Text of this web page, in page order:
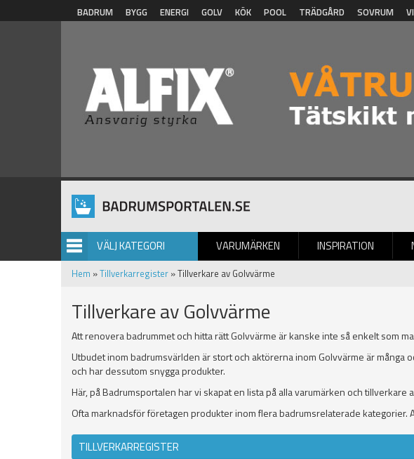
Hoppa till huvudinnehåll
BADRUM BYGG ENERGI GOLV KÖK POOL TRÄDGÅRD SOVRUM
VÄLJ KATEGORI VARUMÄRKEN INSPIRATION
BILDGALLERI
Hem »Tillverkarregister » Tillverkare av Golvvärme
Tillverkare av Golvvärme
Att renovera badrummet och hitta rätt Golvvärme är kanske inte så enkelt som
Utbudet inom badrumsvärlden är stort och aktörerna inom Golvvärme är många
och har dessutom snygga produkter.
Här, på Badrumsportalen har vi skapat en lista på alla varumärken och tillverkare
Ofta marknadsför företagen produkter inom flera badrumsrelaterade
TILLVERKARREGISTER